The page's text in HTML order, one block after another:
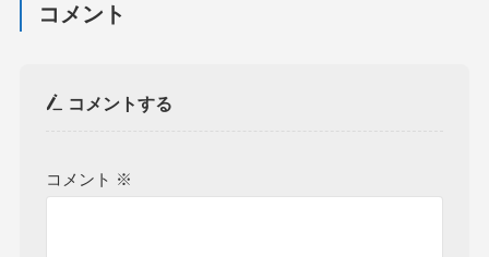
コメント
コメントする
コメント ※